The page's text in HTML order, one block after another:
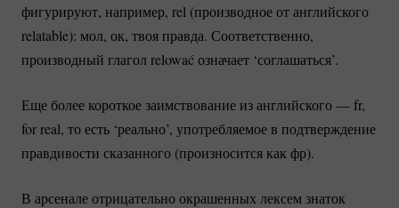
фигурируют, например, rel (производное от английского
relatable): мол, ок, твоя правда. Соответственно,
производный глагол relować означает ‘соглашаться’.
Еще более короткое заимствование из английского — fr,
for real, то есть ‘реально’, употребляемое в подтверждение
правдивости сказанного (произносится как фр).
В арсенале отрицательно окрашенных лексем знаток